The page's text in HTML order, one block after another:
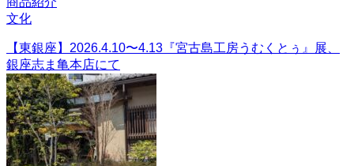
文化
【東銀座】2026.4.10〜4.13『宮古島工房うむくとぅ』展、
銀座志ま亀本店にて